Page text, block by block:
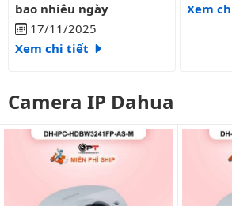
bao nhiêu ngày
17/11/2025
Xem chi tiết
Xem
Camera IP Dahua